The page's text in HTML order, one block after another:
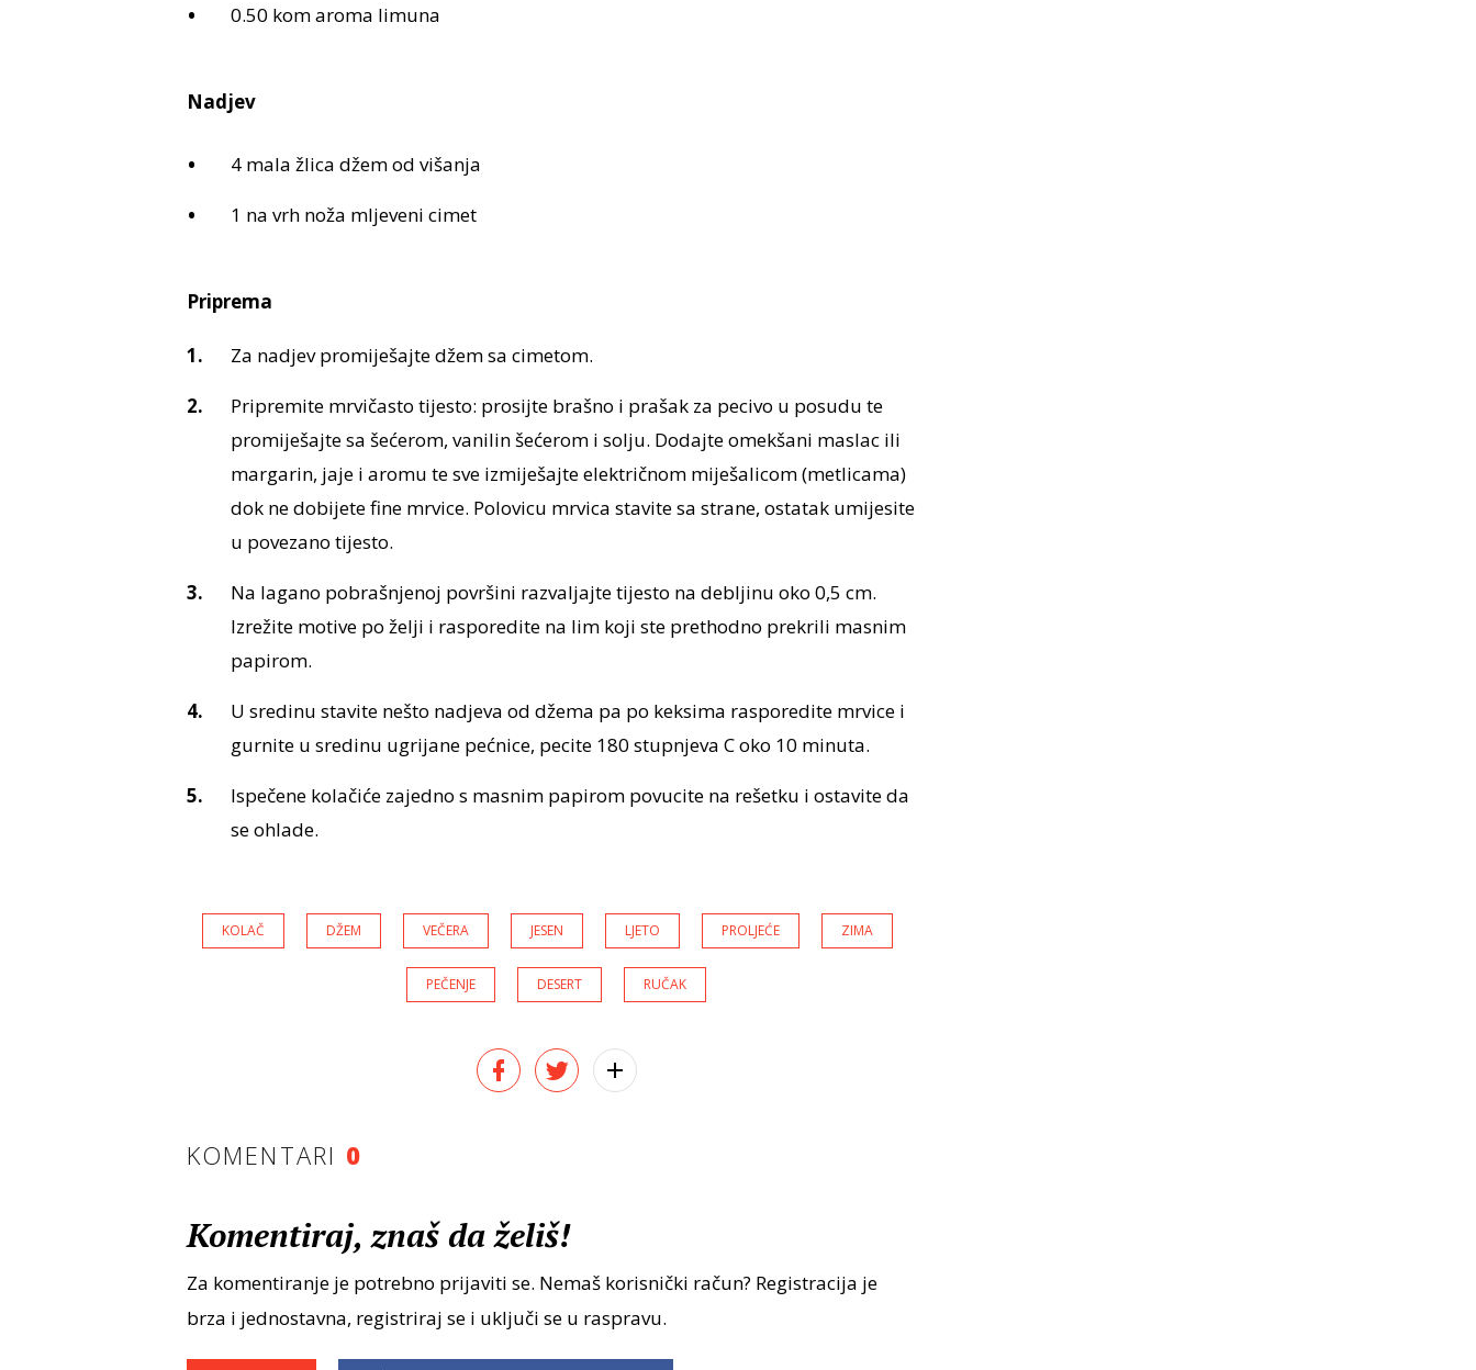
0.50 kom aroma limuna
Nadjev
4 mala žlica džem od višanja
1 na vrh noža mljeveni cimet
Priprema
Za nadjev promiješajte džem sa cimetom.
Pripremite mrvičasto tijesto: prosijte brašno i prašak za pecivo u posudu te
promiješajte sa šećerom, vanilin šećerom i solju. Dodajte omekšani maslac ili
margarin, jaje i aromu te sve izmiješajte električnom miješalicom (metlicama)
dok ne dobijete fine mrvice. Polovicu mrvica stavite sa strane, ostatak umijesite
u povezano tijesto.
Na lagano pobrašnjenoj površini razvaljajte tijesto na debljinu oko 0,5 cm.
Izrežite motive po želji i rasporedite na lim koji ste prethodno prekrili masnim
papirom.
U sredinu stavite nešto nadjeva od džema pa po keksima rasporedite mrvice i
gurnite u sredinu ugrijane pećnice, pecite 180 stupnjeva C oko 10 minuta.
Ispečene kolačiće zajedno s masnim papirom povucite na rešetku i ostavite da
se ohlade.
KOLAČ DŽEM VEČERA JESEN LJETO PROLJEĆE ZIMA
PEČENJE DESERT RUČAK
KOMENTARI 0
Komentiraj, znaš da želiš!
Za komentiranje je potrebno prijaviti se. Nemaš korisnički račun? Registracija je
brza i jednostavna, registriraj se i uključi se u raspravu.